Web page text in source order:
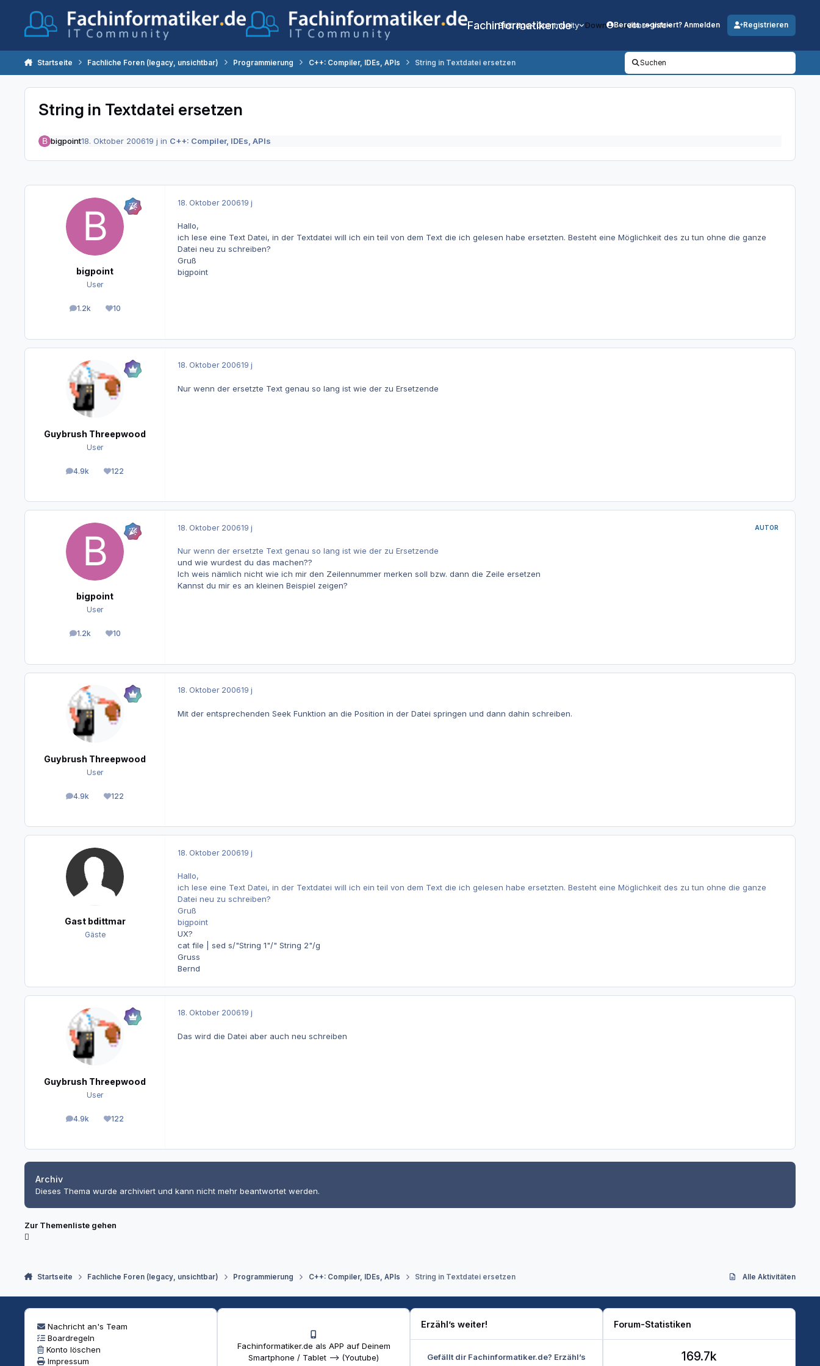
Fachinformatiker.de
Beiträge Community DownloadsJobs Info
Bereits registriert? Anmelden Registrieren
Startseite Fachliche Foren (legacy, unsichtbar) Programmierung C++: Compiler, IDEs, APIs String in Textdatei ersetzen Suchen
String in Textdatei ersetzen
bigpoint18. Oktober 200619 j in C++: Compiler, IDEs, APIs
bigpoint
User
1.2k
Beiträge 10
Reputation
18. Oktober 200619 j
Hallo,
ich lese eine Text Datei, in der Textdatei will ich ein teil von dem Text die ich gelesen habe ersetzten. Besteht eine Möglichkeit des zu tun ohne die ganze
Datei neu zu schreiben?
Gruß
bigpoint
Guybrush Threepwood
User
4.9k
Beiträge 122
Reputation
18. Oktober 200619 j
Nur wenn der ersetzte Text genau so lang ist wie der zu Ersetzende
bigpoint
User
1.2k
Beiträge 10
Reputation
18. Oktober 200619 j AUTOR
Nur wenn der ersetzte Text genau so lang ist wie der zu Ersetzende
und wie wurdest du das machen??
Ich weis nämlich nicht wie ich mir den Zeilennummer merken soll bzw. dann die Zeile ersetzen
Kannst du mir es an kleinen Beispiel zeigen?
Guybrush Threepwood
User
4.9k
Beiträge 122
Reputation
18. Oktober 200619 j
Mit der entsprechenden Seek Funktion an die Position in der Datei springen und dann dahin schreiben.
Gast bdittmar
Gäste
18. Oktober 200619 j
Hallo,
ich lese eine Text Datei, in der Textdatei will ich ein teil von dem Text die ich gelesen habe ersetzten. Besteht eine Möglichkeit des zu tun ohne die ganze
Datei neu zu schreiben?
Gruß
bigpoint
UX?
cat file | sed s/"String 1"/" String 2"/g
Gruss
Bernd
Guybrush Threepwood
User
4.9k
Beiträge 122
Reputation
18. Oktober 200619 j
Das wird die Datei aber auch neu schreiben
Archiv
Dieses Thema wurde archiviert und kann nicht mehr beantwortet werden.
Zur Themenliste gehen
Startseite Fachliche Foren (legacy, unsichtbar) Programmierung C++: Compiler, IDEs, APIs String in Textdatei ersetzen Alle Aktivitäten
Nachricht an's Team
Boardregeln
Konto löschen
Impressum
Fachinformatiker.de als APP auf Deinem
Smartphone / Tablet --> (Youtube)
Erzähl’s weiter!
Gefällt dir Fachinformatiker.de? Erzähl’s
Forum-Statistiken
169.7k